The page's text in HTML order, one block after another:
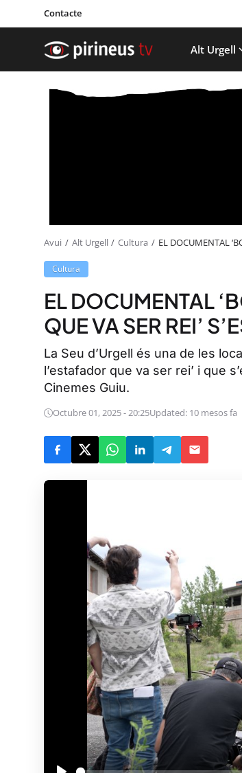
Contacte
Alt Urgell
Avui Alt Urgell Cultura EL DOCUMENTAL
Cultura
EL DOCUMENTAL
QUE VA SER REI’
La Seu d’Urgell és una de les
l’estafador que va ser rei’ i que
Cinemes Guiu.
Octubre 01, 2025 - 20:25Updated: 10 mesos fa